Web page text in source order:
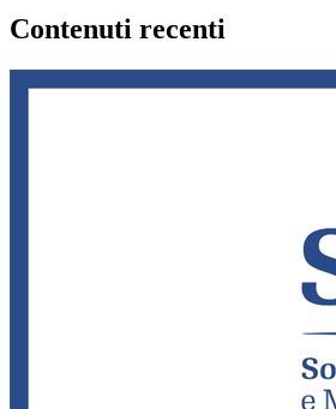
Contenuti recenti